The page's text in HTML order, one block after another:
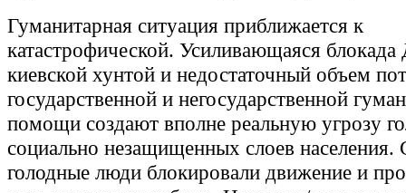
Гуманитарная ситуация приближается к
катастрофической. Усиливающаяся блокада
киевской хунтой и недостаточный объем
государственной и негосударственной
помощи создают вполне реальную угрозу
социально незащищенных слоев населения.
голодные люди блокировали движение и